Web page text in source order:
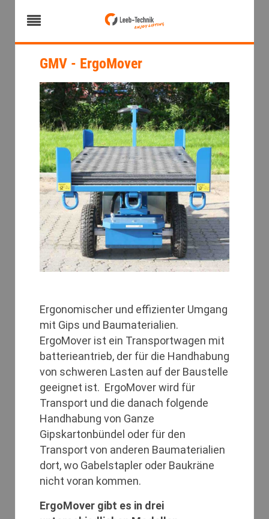
GMV - ErgoMover
Ergonomischer und effizienter Umgang
mit Gips und Baumaterialien.
ErgoMover ist ein Transportwagen mit
batterieantrieb, der für die Handhabung
von schweren Lasten auf der Baustelle
geeignet ist. ErgoMover wird für
Transport und die danach folgende
Handhabung von Ganze
Gipskartonbündel oder für den
Transport von anderen Baumaterialien
dort, wo Gabelstapler oder Baukräne
nicht voran kommen.
ErgoMover gibt es in drei